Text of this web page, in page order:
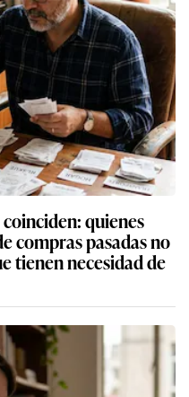
quienes
compras pasadas no
tienen necesidad de